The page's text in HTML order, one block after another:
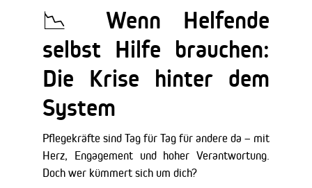
📉 Wenn Helfende
selbst Hilfe brauchen:
Die Krise hinter dem
System
Pflegekräfte sind Tag für Tag für andere da – mit
Herz, Engagement und hoher Verantwortung.
Doch wer kümmert sich um dich?